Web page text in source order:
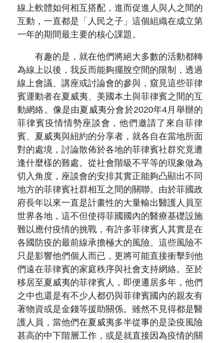
線上軟體如何相互搭配，進而促進人與人之間的
互動，一直都是「人民之子」這個組織在成立第
一年的期間最主要的核心課題。
有趣的是，就在他們將絕大多數的活動都轉
為線上以後，我反而能夠擺脫空間的限制，透過
線上會議、講座或討論會的參與，窺見這些菲律
賓運動者在夏威夷、美國本土與菲律賓之間的互
動網絡。像是由夏威夷分會於2020年4月舉辦的
菲律賓疫情情勢座談會，他們邀請了來自菲律
賓、夏威夷與紐約的分享者，就各自在當地所面
對的處境，討論散佈於各地的菲律賓社群究竟遭
逢什麼樣的難處。從社會階級不平等的現象做為
切入角度，座談會的安排其實正能夠凸顯出不同
地方的菲律賓社群相互之間的關聯。由於菲國政
府長年以來一直是計畫性的大量輸出醫護人員至
世界各地，這不但使得菲國國內的醫療基礎設施
難以應付疫情的挑戰，有許多菲律賓人其實是在
各國防疫的最前線承擔極大的風險。這些風險不
只是影響他們個人而已，更將可能直接衝擊到他
們遠在菲律賓的家庭秩序與社會支持網絡。至於
移居至夏威夷的菲律賓人，即便遷居多年，他們
之中也還是有不少人都仍與菲律賓國內的親友有
著物資或是金錢等援助關係。雖然不見得都是醫
護人員，當他們在夏威夷多半從事的是染疫風險
甚高的中下階層工作，或是就直接因為疫情的關